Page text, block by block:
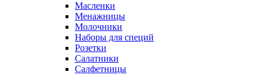
Масленки
Менажницы
Молочники
Наборы для специй
Розетки
Салатники
Салфетницы